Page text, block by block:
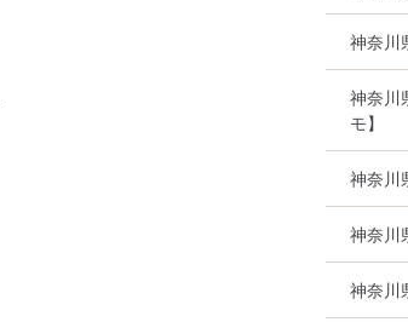
神奈川
神奈川
モ】
神奈川
神奈川
神奈川